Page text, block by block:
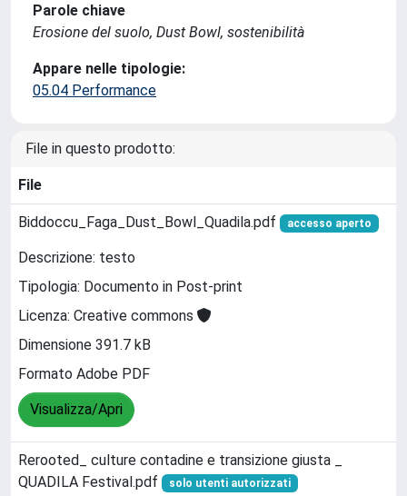
Parole chiave
Erosione del suolo, Dust Bowl, sostenibilità
Appare nelle tipologie:
05.04 Performance
File in questo prodotto:
File
Biddoccu_Faga_Dust_Bowl_Quadila.pdf accesso aperto
Descrizione: testo
Tipologia: Documento in Post-print
Licenza: Creative commons
Dimensione 391.7 kB
Formato Adobe PDF
Visualizza/Apri
Rerooted_ culture contadine e transizione giusta _
QUADILA Festival.pdf
solo utenti autorizzati